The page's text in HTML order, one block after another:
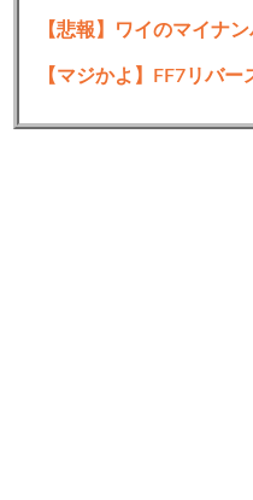
続きを読む